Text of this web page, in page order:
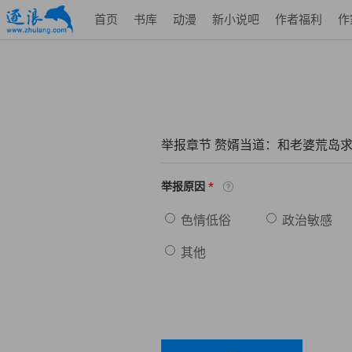
首页 书库 动漫 新小说吧 作者福利 作
举报章节 赘婿当道：和老婆荒岛
举报原因 *
色情低俗 政治敏感
其他